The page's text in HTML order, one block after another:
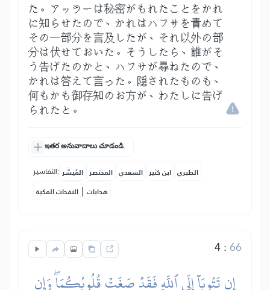
た。アッラーは秘密がもれたことをかれ
に知らせたので、かれはハフサを責めて
その一部分を言及したが、それ以外の部
分は伏せておいた。そうしたら、誰がそ
う告げたのかと、ハフサが尋ねたので、
かれは答えて言った。隠されたものも、
何もかも御存知のお方が、わたしに告げ
られたと。
ఇతర అనువాదాలు చూడండి.
التفاسير: المُيسَّر المختصر السعدي ابن كثير الطبري
النفحات المكية | هدايات
4:66
إِن تَتُوبَآ إِلَى ٱللَّهِ فَقَدۡ صَغَتۡ قُلُوبُكُمَاۖ وَإِن